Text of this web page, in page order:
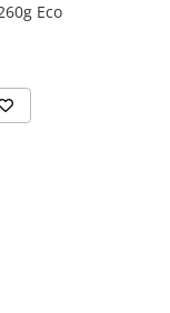
Eco